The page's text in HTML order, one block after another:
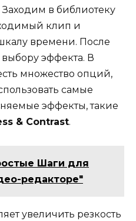
в библиотеку
клип и
времени. После
эффекта. В
множество опций,
самые
эффекты, такие
& Contrast.
Шаги для
редакторе"
увеличить резкость